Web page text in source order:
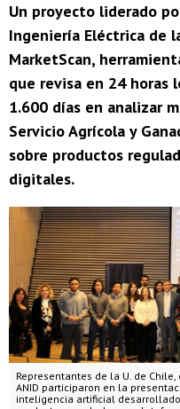
Un proyecto liderado
Ingeniería Eléctrica de
MarketScan,
que revisa en 24 horas
1.600 días en analizar
Servicio Agrícola y
sobre productos
digitales.
Representantes de la U. de
ANID participaron en la
inteligencia artificial